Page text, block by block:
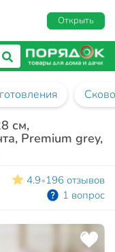
Открыть
см,
Premium grey,
4.9•196 отзывов
1 вопрос